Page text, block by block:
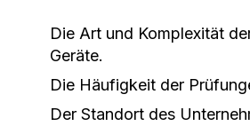
Die Art und Komplexität
Geräte.
Die Häufigkeit der
Der Standort des